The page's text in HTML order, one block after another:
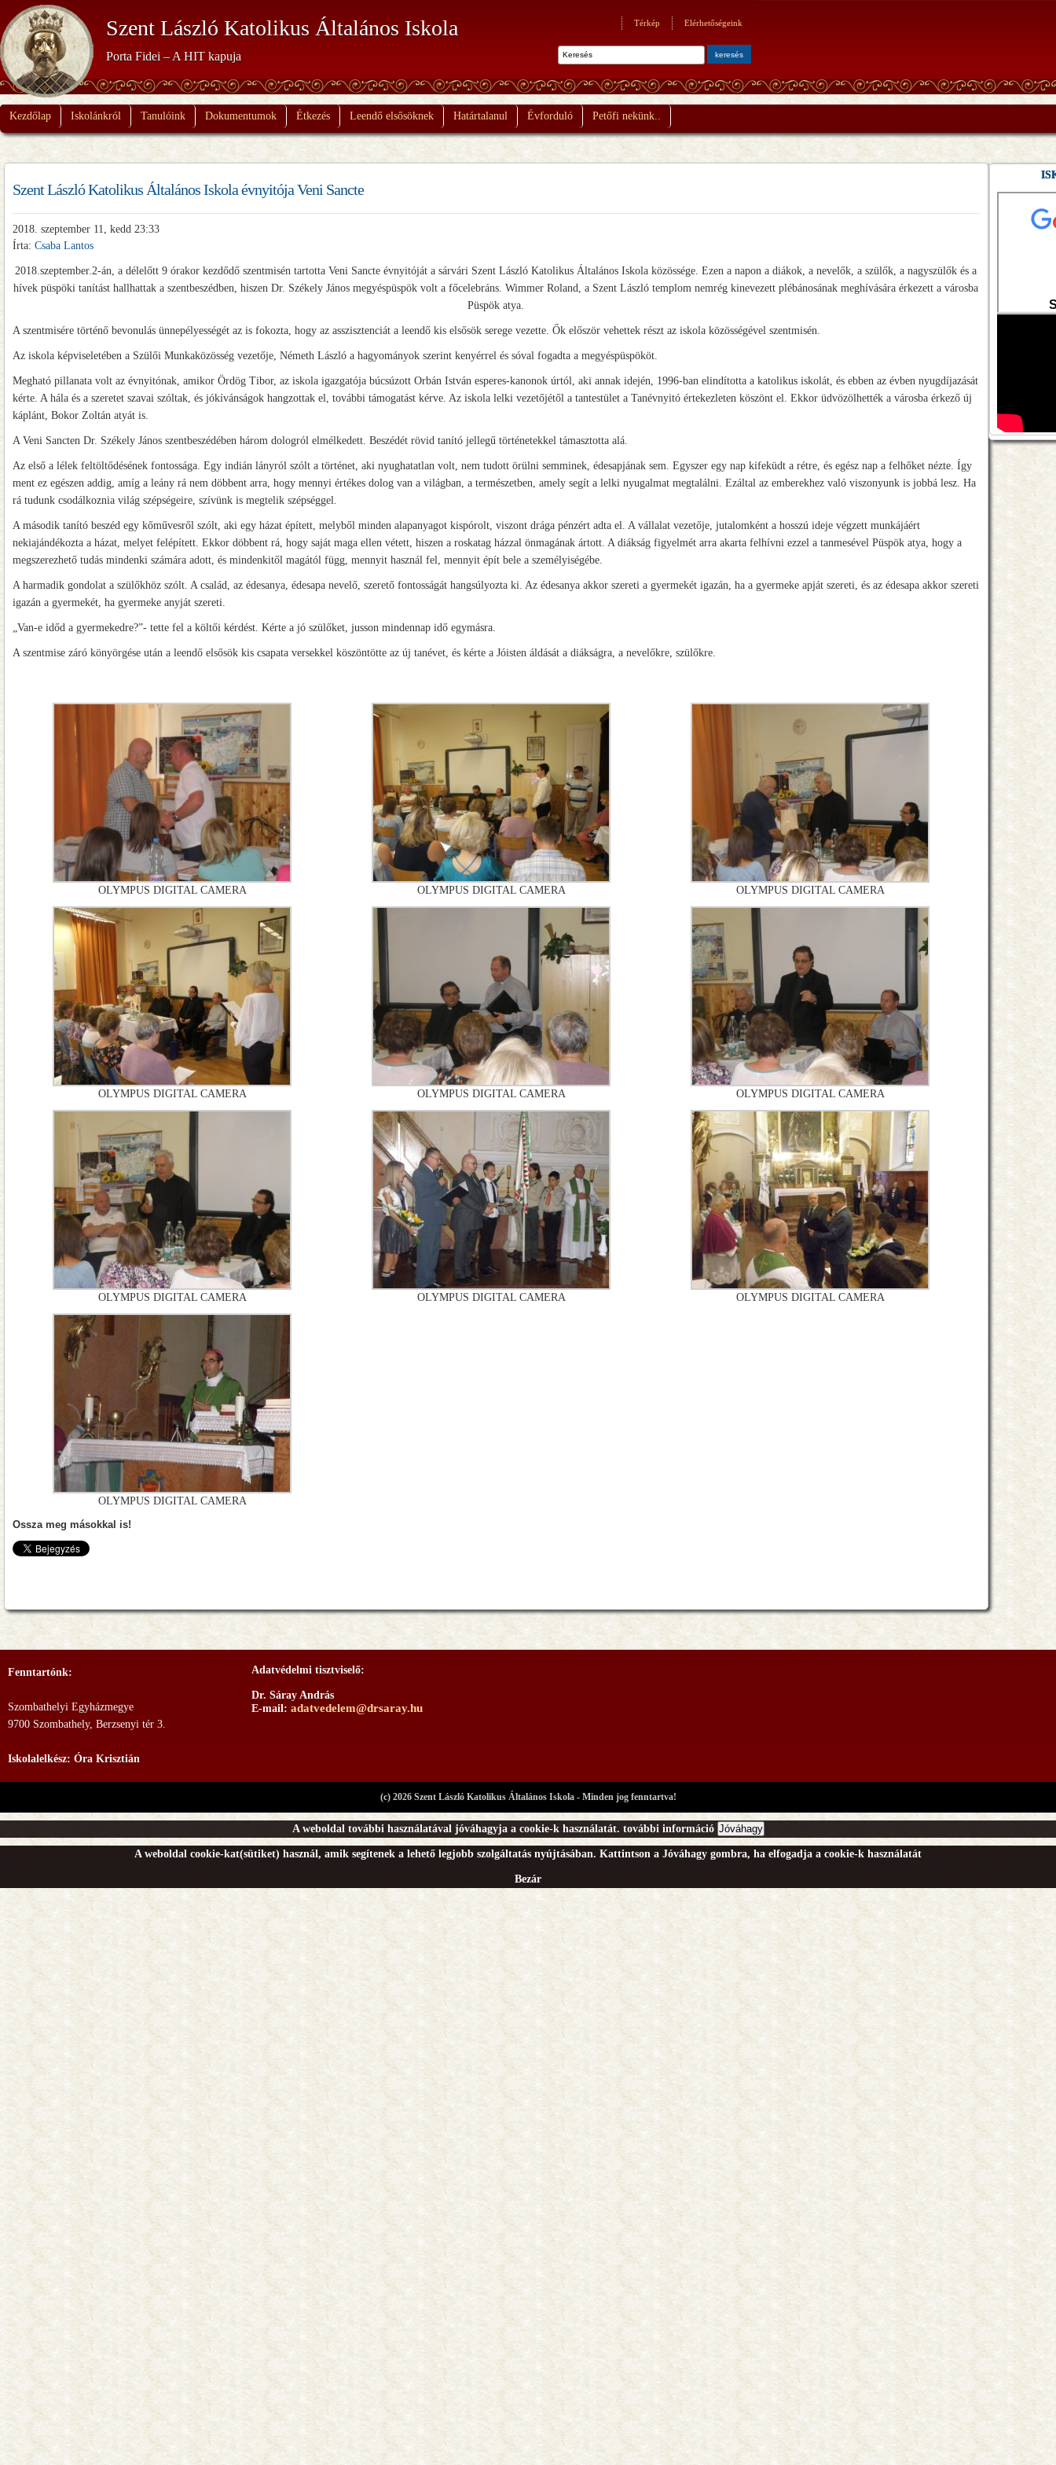
Elérhetőségeink
Térkép
Szent László Katolikus Általános Iskola
Porta Fidei – A HIT kapuja
Kezdőlap Iskolánkról Tanulóink Dokumentumok Étkezés Leendő elsősöknek Határtalanul Évforduló Petőfi nekünk..
Szent László Katolikus Általános Iskola évnyitója Veni Sancte
2018. szeptember 11, kedd 23:33
Írta: Csaba Lantos
2018.szeptember.2-án, a délelőtt 9 órakor kezdődő szentmisén tartotta Veni Sancte évnyitóját a sárvári Szent László Katolikus Általános Iskola közössége. Ezen a napon a diákok, a nevelők, a szülők, a nagyszülők és a
hívek püspöki tanítást hallhattak a szentbeszédben, hiszen Dr. Székely János megyéspüspök volt a főcelebráns. Wimmer Roland, a Szent László templom nemrég kinevezett plébánosának meghívására érkezett a városba
Püspök atya.
A szentmisére történő bevonulás ünnepélyességét az is fokozta, hogy az asszisztenciát a leendő kis elsősök serege vezette. Ők először vehettek részt az iskola közösségével szentmisén.
Az iskola képviseletében a Szülői Munkaközösség vezetője, Németh László a hagyományok szerint kenyérrel és sóval fogadta a megyéspüspököt.
Megható pillanata volt az évnyitónak, amikor Ördög Tibor, az iskola igazgatója búcsúzott Orbán István esperes-kanonok úrtól, aki annak idején, 1996-ban elindította a katolikus iskolát, és ebben az évben nyugdíjazását
kérte. A hála és a szeretet szavai szóltak, és jókívánságok hangzottak el, további támogatást kérve. Az iskola lelki vezetőjétől a tantestület a Tanévnyitó értekezleten köszönt el. Ekkor üdvözölhették a városba érkező új
káplánt, Bokor Zoltán atyát is.
A Veni Sancten Dr. Székely János szentbeszédében három dologról elmélkedett. Beszédét rövid tanító jellegű történetekkel támasztotta alá.
Az első a lélek feltöltődésének fontossága. Egy indián lányról szólt a történet, aki nyughatatlan volt, nem tudott örülni semminek, édesapjának sem. Egyszer egy nap kifeküdt a rétre, és egész nap a felhőket nézte. Így
ment ez egészen addig, amíg a leány rá nem döbbent arra, hogy mennyi értékes dolog van a világban, a természetben, amely segít a lelki nyugalmat megtalálni. Ezáltal az emberekhez való viszonyunk is jobbá lesz. Ha
rá tudunk csodálkoznia világ szépségeire, szívünk is megtelik szépséggel.
A második tanító beszéd egy kőművesről szólt, aki egy házat épített, melyből minden alapanyagot kispórolt, viszont drága pénzért adta el. A vállalat vezetője, jutalomként a hosszú ideje végzett munkájáért
nekiajándékozta a házat, melyet felépített. Ekkor döbbent rá, hogy saját maga ellen vétett, hiszen a roskatag házzal önmagának ártott. A diákság figyelmét arra akarta felhívni ezzel a tanmesével Püspök atya, hogy a
megszerezhető tudás mindenki számára adott, és mindenkitől magától függ, mennyit használ fel, mennyit épít bele a személyiségébe.
A harmadik gondolat a szülőkhöz szólt. A család, az édesanya, édesapa nevelő, szerető fontosságát hangsúlyozta ki. Az édesanya akkor szereti a gyermekét igazán, ha a gyermeke apját szereti, és az édesapa akkor szereti
igazán a gyermekét, ha gyermeke anyját szereti.
„Van-e időd a gyermekedre?”- tette fel a költői kérdést. Kérte a jó szülőket, jusson mindennap idő egymásra.
A szentmise záró könyörgése után a leendő elsősök kis csapata versekkel köszöntötte az új tanévet, és kérte a Jóisten áldását a diákságra, a nevelőkre, szülőkre.
OLYMPUS DIGITAL CAMERA OLYMPUS DIGITAL CAMERA OLYMPUS DIGITAL CAMERA
OLYMPUS DIGITAL CAMERA OLYMPUS DIGITAL CAMERA OLYMPUS DIGITAL CAMERA
OLYMPUS DIGITAL CAMERA OLYMPUS DIGITAL CAMERA OLYMPUS DIGITAL CAMERA
OLYMPUS DIGITAL CAMERA
Ossza meg másokkal is!
Fenntartónk:
Szombathelyi Egyházmegye
9700 Szombathely, Berzsenyi tér 3.
Iskolalelkész: Óra Krisztián
Adatvédelmi tisztviselő:
Dr. Sáray András
E-mail: adatvedelem@drsaray.hu
(c) 2026 Szent László Katolikus Általános Iskola - Minden jog fenntartva!
A weboldal további használatával jóváhagyja a cookie-k használatát. további információ Jóváhagy
A weboldal cookie-kat(sütiket) használ, amik segítenek a lehető legjobb szolgáltatás nyújtásában. Kattintson a Jóváhagy gombra, ha elfogadja a cookie-k használatát
Bezár